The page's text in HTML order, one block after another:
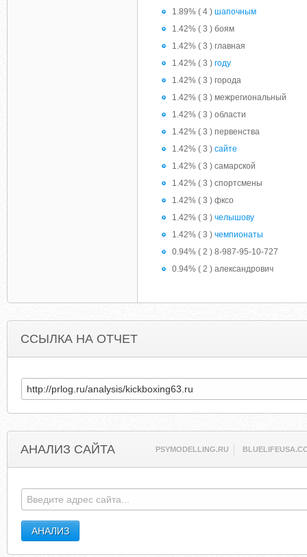
1.89% ( 4 ) шапочным
1.42% ( 3 ) боям
1.42% ( 3 ) главная
1.42% ( 3 ) году
1.42% ( 3 ) города
1.42% ( 3 ) межрегиональный
1.42% ( 3 ) области
1.42% ( 3 ) первенства
1.42% ( 3 ) сайте
1.42% ( 3 ) самарской
1.42% ( 3 ) спортсмены
1.42% ( 3 ) фксо
1.42% ( 3 ) челышову
1.42% ( 3 ) чемпионаты
0.94% ( 2 ) 8-987-95-10-727
0.94% ( 2 ) александрович
ССЫЛКА НА ОТЧЕТ
АНАЛИЗ САЙТА PSYMODELLING.RU